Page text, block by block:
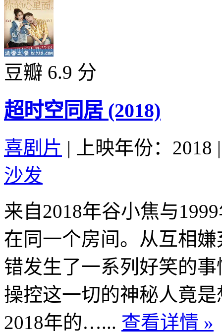
豆瓣 6.9 分
超时空同居 (2018)
喜剧片 | 上映年份：2018 |
沙发
来自2018年谷小焦与
在同一个房间。从互相
错发生了一系列好笑的
操控这一切的神秘人竟
2018年的…... 查看详情 »